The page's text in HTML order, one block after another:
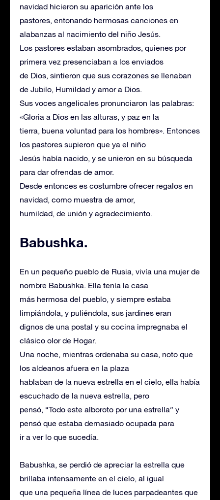
navidad hicieron su aparición ante los
pastores, entonando hermosas canciones en
alabanzas al nacimiento del niño Jesús.
Los pastores estaban asombrados, quienes por
primera vez presenciaban a los enviados
de Dios, sintieron que sus corazones se llenaban
de Jubilo, Humildad y amor a Dios.
Sus voces angelicales pronunciaron las palabras:
«Gloria a Dios en las alturas, y paz en la
tierra, buena voluntad para los hombres». Entonces
los pastores supieron que ya el niño
Jesús había nacido, y se unieron en su búsqueda
para dar ofrendas de amor.
Desde entonces es costumbre ofrecer regalos en
navidad, como muestra de amor,
humildad, de unión y agradecimiento.
Babushka.
En un pequeño pueblo de Rusia, vivía una mujer de
nombre Babushka. Ella tenía la casa
más hermosa del pueblo, y siempre estaba
limpiándola, y puliéndola, sus jardines eran
dignos de una postal y su cocina impregnaba el
clásico olor de Hogar.
Una noche, mientras ordenaba su casa, noto que
los aldeanos afuera en la plaza
hablaban de la nueva estrella en el cielo, ella había
escuchado de la nueva estrella, pero
pensó, “Todo este alboroto por una estrella” y
pensó que estaba demasiado ocupada para
ir a ver lo que sucedía.
Babushka, se perdió de apreciar la estrella que
brillaba intensamente en el cielo, al igual
que una pequeña línea de luces parpadeantes que